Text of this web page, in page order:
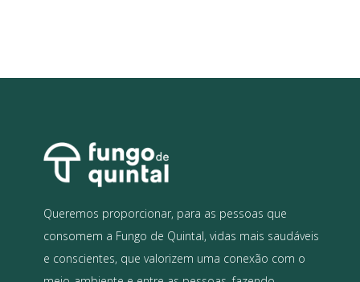
Queremos proporcionar, para as pessoas que
consomem a Fungo de Quintal, vidas mais saudáveis
e conscientes, que valorizem uma conexão com o